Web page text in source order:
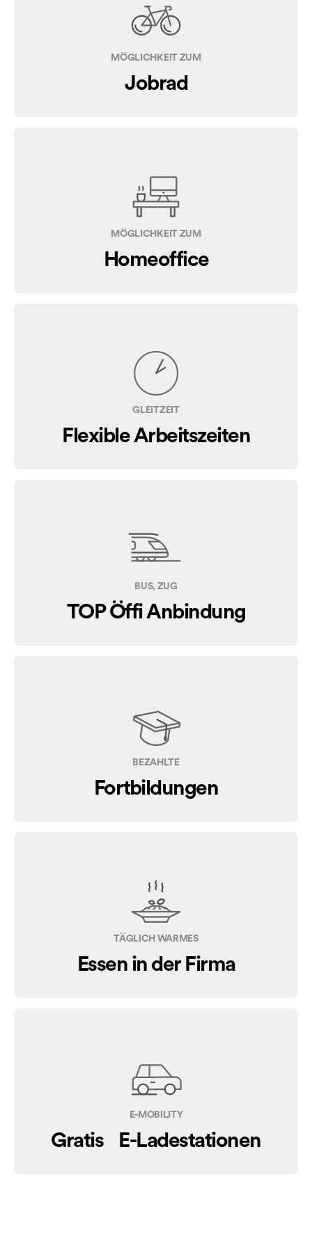
MÖGLICHKEIT ZUM
Jobrad
MÖGLICHKEIT ZUM
Homeoffice
GLEITZEIT
Flexible Arbeitszeiten
BUS, ZUG
TOP Öffi Anbindung
BEZAHLTE
Fortbildungen
TÄGLICH WARMES
Essen in der Firma
E-MOBILITY
Gratis E-Ladestationen